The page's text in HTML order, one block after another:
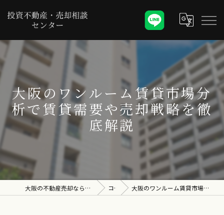
大阪のワンルーム賃貸市場分
析で賃貸需要や売却戦略を徹
底解説
大阪の不動産売却なら投資不動産・売却相談センター コラム 大阪のワンルーム賃貸市場分析で賃貸需要や売却戦略を徹底解説